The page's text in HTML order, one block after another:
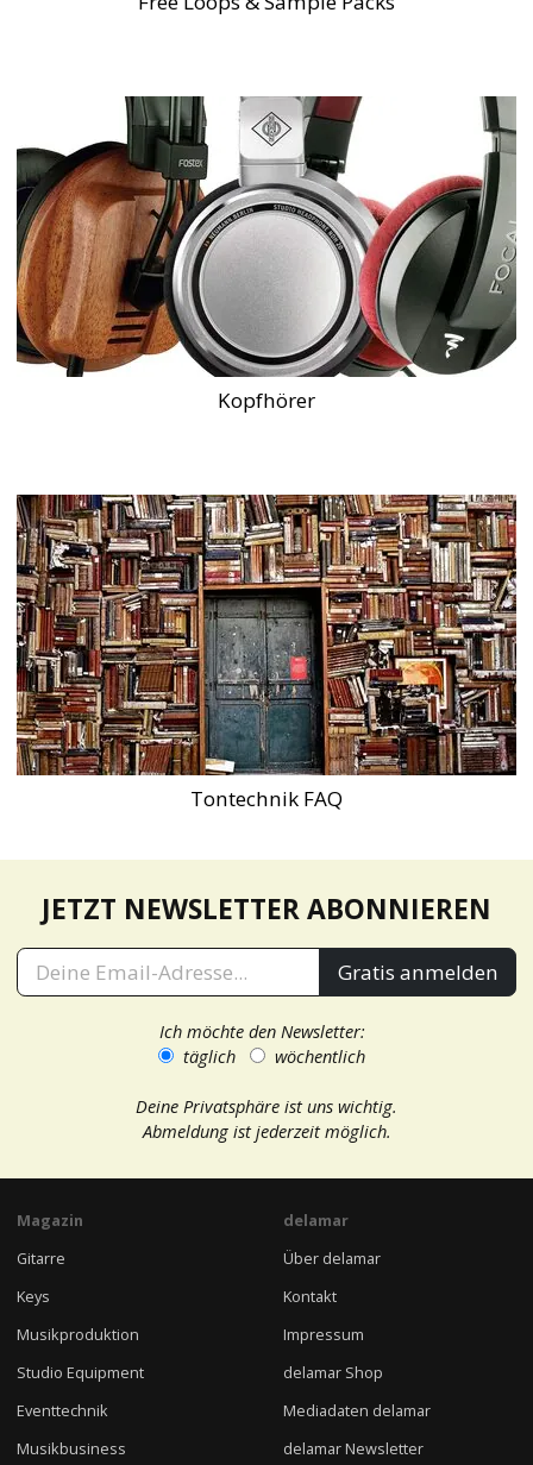
Kopfhörer
Tontechnik FAQ
JETZT NEWSLETTER ABONNIEREN
Gratis anmelden
Ich möchte den Newsletter:
täglich
wöchentlich
Deine Privatsphäre ist uns wichtig.
Abmeldung ist jederzeit möglich.
Magazin
Gitarre
Keys
Musikproduktion
Studio Equipment
Eventtechnik
Musikbusiness
delamar
Über delamar
Kontakt
Impressum
delamar Shop
Mediadaten delamar
delamar Newsletter